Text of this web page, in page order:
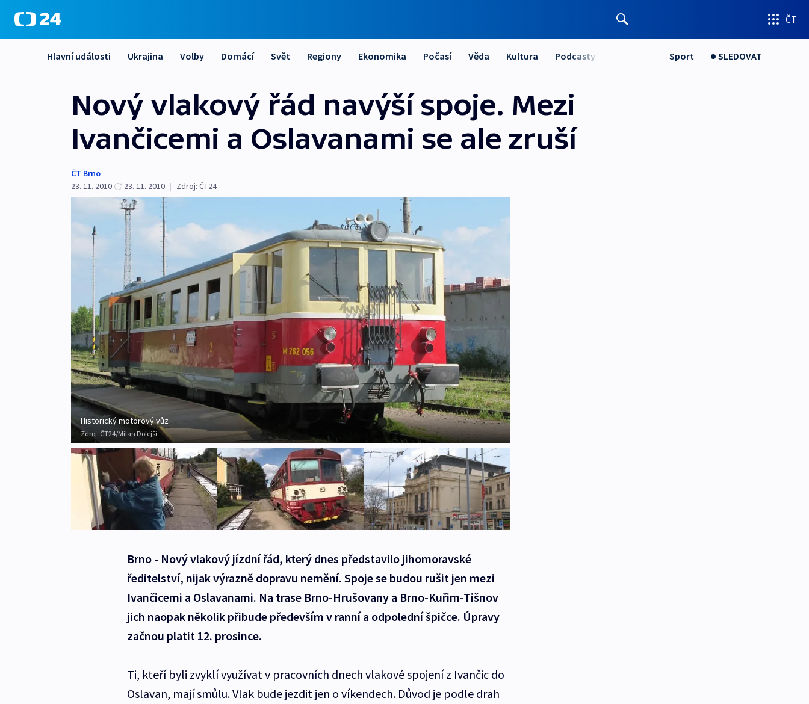
ČT
Hlavní události Ukrajina Volby Domácí Svět Regiony Ekonomika Počasí Věda Kultura Podcasty Sport SLEDOVAT
Nový vlakový řád navýší spoje. Mezi
Ivančicemi a Oslavanami se ale zruší
ČT Brno
23. 11. 2010
23. 11. 2010 | Zdroj: ČT24
Historický motorový vůz
Zdroj: ČT24/Milan Dolejší
Brno - Nový vlakový jízdní řád, který dnes představilo jihomoravské
ředitelství, nijak výrazně dopravu nemění. Spoje se budou rušit jen mezi
Ivančicemi a Oslavanami. Na trase Brno-Hrušovany a Brno-Kuřim-Tišnov
jich naopak několik přibude především v ranní a odpolední špičce. Úpravy
začnou platit 12. prosince.
Ti, kteří byli zvyklí využívat v pracovních dnech vlakové spojení z Ivančic do
Oslavan, mají smůlu. Vlak bude jezdit jen o víkendech. Důvod je podle drah